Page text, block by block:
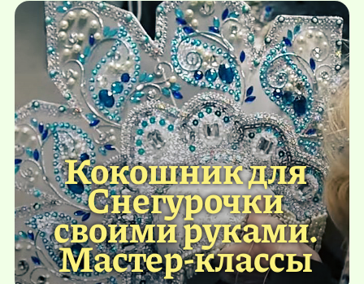
Кокошник для
Снегурочки
своими руками.
Мастер-классы